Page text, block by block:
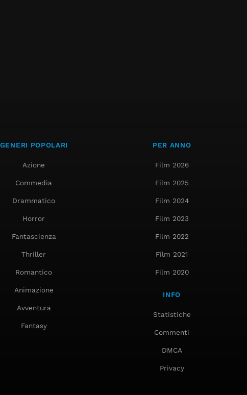
GENERI POPOLARI
Azione
Commedia
Drammatico
Horror
Fantascienza
Thriller
Romantico
Animazione
Avventura
Fantasy
PER ANNO
Film 2026
Film 2025
Film 2024
Film 2023
Film 2022
Film 2021
Film 2020
INFO
Statistiche
Commenti
DMCA
Privacy